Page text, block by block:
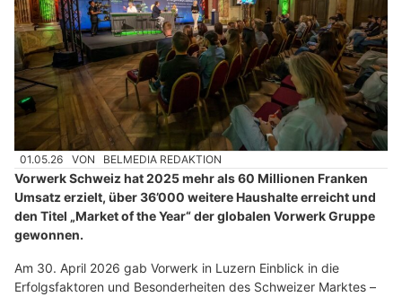
01.05.26 VON BELMEDIA REDAKTION
Vorwerk Schweiz hat 2025 mehr als 60 Millionen Franken
Umsatz erzielt, über 36’000 weitere Haushalte erreicht und
den Titel „Market of the Year“ der globalen Vorwerk Gruppe
gewonnen.
Am 30. April 2026 gab Vorwerk in Luzern Einblick in die
Erfolgsfaktoren und Besonderheiten des Schweizer Marktes –